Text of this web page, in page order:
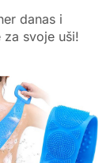
danas i
svoje uši!